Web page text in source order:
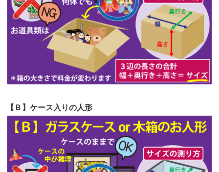
第61回人形供養祭 令和5年5月19日(金)
第60回人形供養祭令和5年3月28日(火)
第59回人形供養祭 令和5年2月10日(金)
第58回人形供養祭令和5年12月21日(水)
第56回人形供養祭 令和4年10月19日(水)
第55回人形供養祭令和4年9月8日(木)
第54回人形供養祭令和4年8月1日(月)
【Ｂ】ケース入りの人形